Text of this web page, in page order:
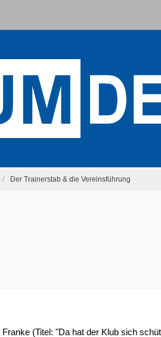
Der Trainerstab & die Vereinsführung
(Titel: "Da hat der Klub sich